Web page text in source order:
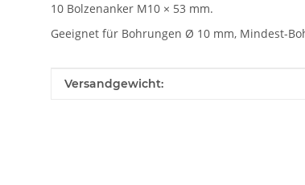
10 Bolzenanker M10 × 53 mm.
Geeignet für Bohrungen Ø 10 mm, Mindest-
Produkteigenschaft
Wert
Versandgewicht: